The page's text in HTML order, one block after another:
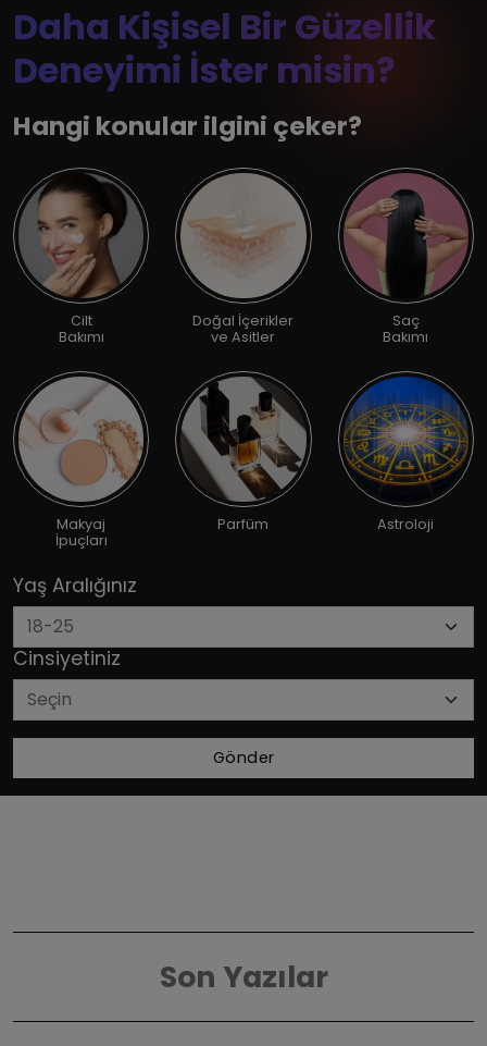
Daha Kişisel Bir Güzellik
Deneyimi İster misin?
Hangi konular ilgini çeker?
Cilt
Bakımı
Doğal İçerikler
ve Asitler
Saç
Bakımı
Makyaj
İpuçları
Parfüm Astroloji
Yaş Aralığınız
Cinsiyetiniz
Gönder
Son Yazılar